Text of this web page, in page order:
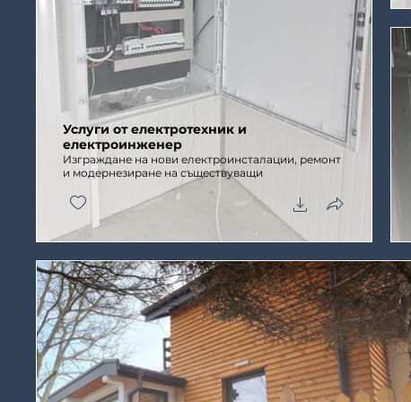
Услуги от електротехник и
електроинженер
Изграждане на нови електроинсталации, ремонт
и модернезиране на съществуващи